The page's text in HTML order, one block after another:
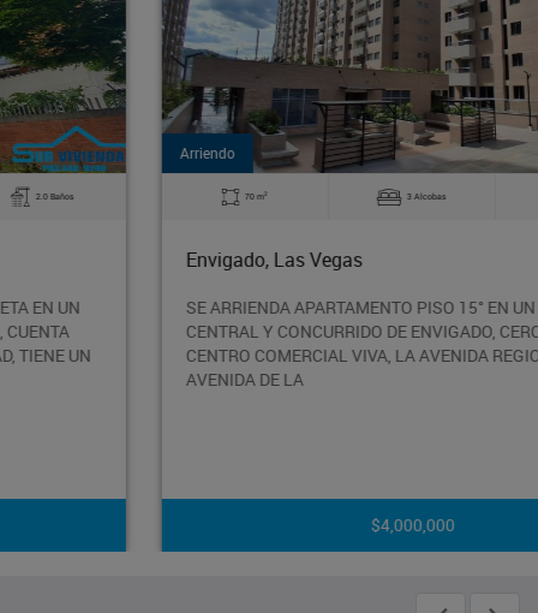
Arriendo
3 Alcobas 2.0 Baños
Envigado, Las Vegas
SE ARRIENDA APARTAMENTO PISO 15° EN UN SECTOR
CENTRAL Y CONCURRIDO DE ENVIGADO, CERCA AL
CENTRO COMERCIAL VIVA, LA AVENIDA REGIONAL Y LA